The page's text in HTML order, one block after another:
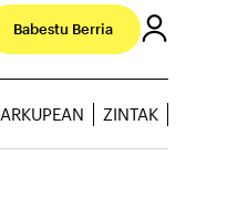
Babestu Berria
ARKUPEAN ZINTAK